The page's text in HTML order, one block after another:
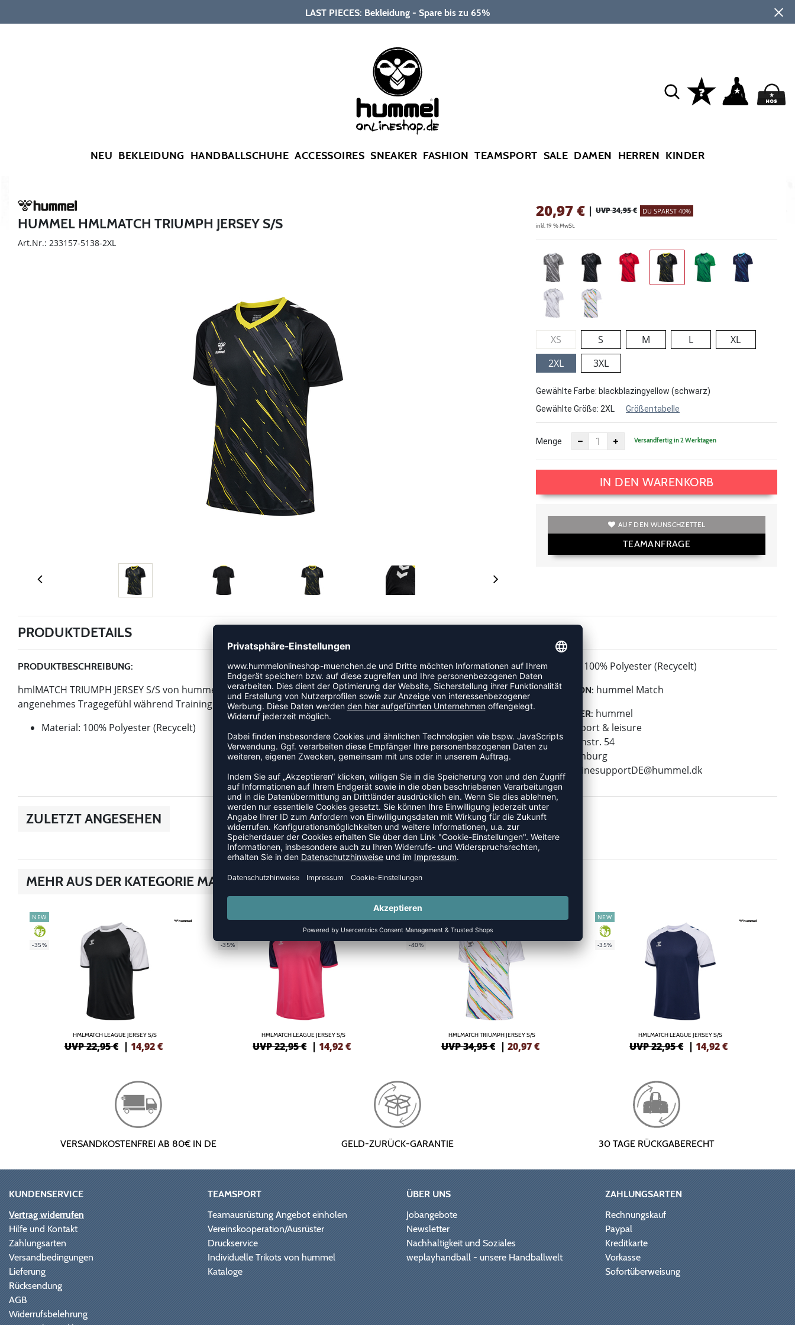
LAST PIECES: Bekleidung - Spare bis zu 65%
NEU BEKLEIDUNG HANDBALLSCHUHE ACCESSOIRES SNEAKER FASHION TEAMSPORT SALE DAMEN HERREN KINDER
HUMMEL HMLMATCH TRIUMPH JERSEY S/S
Art.Nr.: 233157-5138-2XL
20,97€ | UVP 34,95 € DU SPARST 40%
inkl. 19 % MwSt.
XS S M L
XL
2XL
3XL
Gewählte Farbe: blackblazingyellow (schwarz)
Gewählte Größe: 2XL Größentabelle
Menge Versandfertig in 2 Werktagen
IN DEN WARENKORB
AUF DEN WUNSCHZETTEL
TEAMANFRAGE
PRODUKTDETAILS
PRODUKTBESCHREIBUNG:
hmlMATCH TRIUMPH JERSEY S/S von hummel ist ein Artikel der Kategorie Trikot. Der luftige Schnitt sorgt für ein
angenehmes Tragegefühl während Training und Wettkampf. Das Modell ist Teil der hummel Match-Kollektion.
Material: 100% Polyester (Recycelt)
MATERIAL: 100% Polyester (Recycelt)
KOLLEKTION: hummel Match
HERSTELLER: hummel
hummel sport & leisure
Leverkusenstr. 54
22761 Hamburg
E-Mail:
onlinesupportDE@hummel.dk
ZULETZT ANGESEHEN
MEHR AUS DER KATEGORIE MATCH
NEW
GREEN
-35%
HMLMATCH LEAGUE JERSEY S/S
UVP 22,95 € | 14,92€
NEW
-35%
HMLMATCH LEAGUE JERSEY S/S
UVP 22,95 € |14,92€
GREEN
-40%
HMLMATCH TRIUMPH JERSEY S/S
UVP 34,95 € | 20,97€
NEW
GREEN
-35%
HMLMATCH LEAGUE JERSEY S/S
UVP 22,95 € |14,92€
VERSANDKOSTENFREI AB 80€ IN DE GELD-ZURÜCK-GARANTIE 30 TAGE RÜCKGABERECHT
KUNDENSERVICE
Vertrag widerrufen
Hilfe und Kontakt
Zahlungsarten
Versandbedingungen
Lieferung
Rücksendung
AGB
Widerrufsbelehrung
TEAMSPORT
Teamausrüstung Angebot einholen
Vereinskooperation/Ausrüster
Druckservice
Individuelle Trikots von hummel
Kataloge
ÜBER UNS
Jobangebote
Newsletter
Nachhaltigkeit und Soziales
weplayhandball - unsere Handballwelt
ZAHLUNGSARTEN
Rechnungskauf
Paypal
Kreditkarte
Vorkasse
Sofortüberweisung